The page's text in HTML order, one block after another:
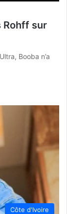
Rohff sur
Booba n’a
Côte d'Ivoire